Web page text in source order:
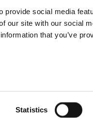
social media
our site with our social
that you’ve
Statistics